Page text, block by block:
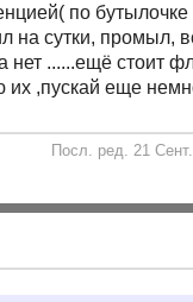
по
на сутки, промыл,
нет ......ещё стоит
их ,пускай еще
Посл. ред. 21